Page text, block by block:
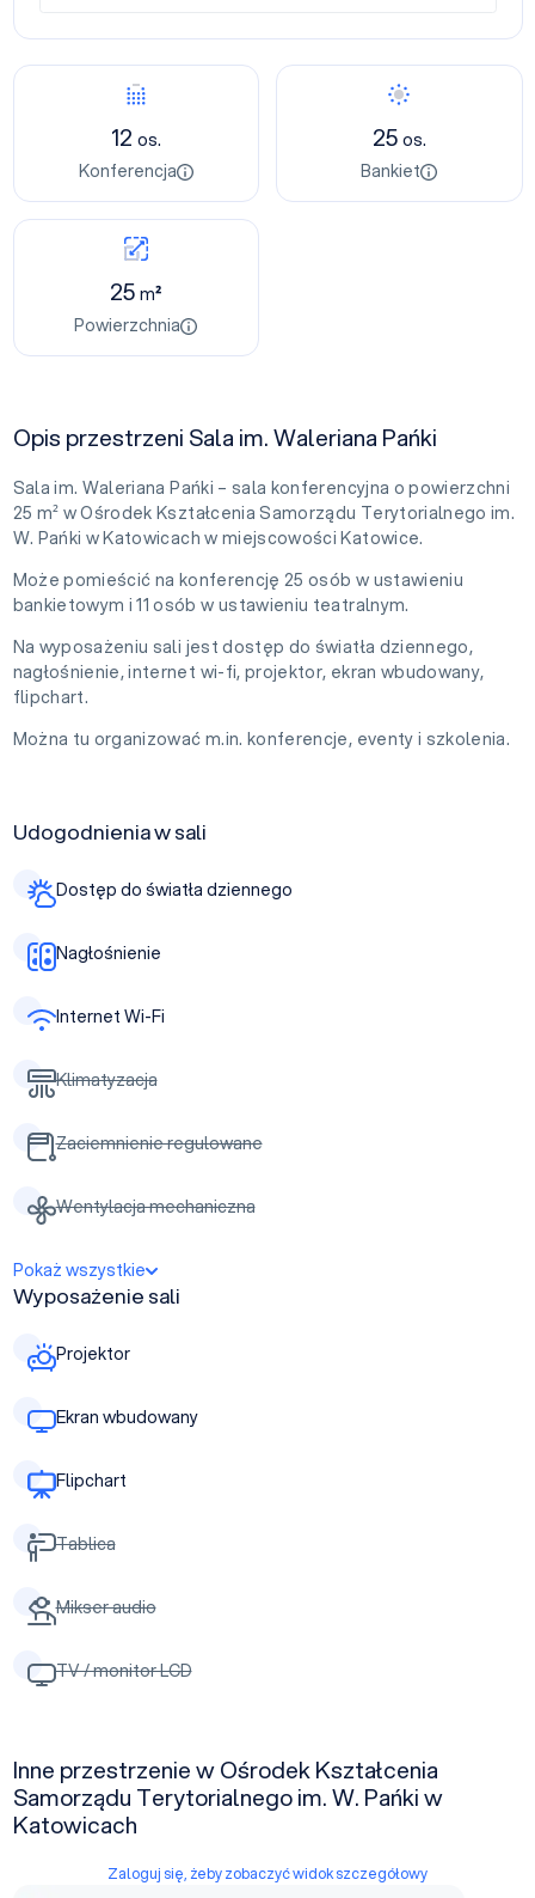
12 os.
Konferencja
25os.
Bankiet
25m²
Powierzchnia
Opis przestrzeni Sala im. Waleriana Pańki
Sala im. Waleriana Pańki – sala konferencyjna o powierzchni
25 m² w Ośrodek Kształcenia Samorządu Terytorialnego im.
W. Pańki w Katowicach w miejscowości Katowice.
Może pomieścić na konferencję 25 osób w ustawieniu
bankietowym i 11 osób w ustawieniu teatralnym.
Na wyposażeniu sali jest dostęp do światła dziennego,
nagłośnienie, internet wi-fi, projektor, ekran wbudowany,
flipchart.
Można tu organizować m.in. konferencje, eventy i szkolenia.
Udogodnienia w sali
Dostęp do światła dziennego
Nagłośnienie
Internet Wi-Fi
Klimatyzacja
Zaciemnienie regulowane
Wentylacja mechaniczna
Pokaż wszystkie
Wyposażenie sali
Projektor
Ekran wbudowany
Flipchart
Tablica
Mikser audio
TV / monitor LCD
Inne przestrzenie w Ośrodek Kształcenia
Samorządu Terytorialnego im. W. Pańki w
Katowicach
Zaloguj się, żeby zobaczyć widok szczegółowy